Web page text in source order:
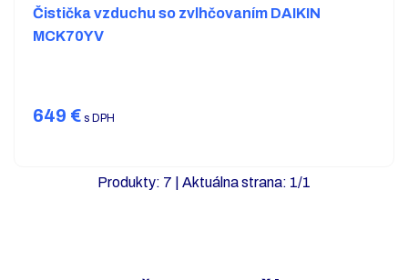
Čistička vzduchu so zvlhčovaním DAIKIN
MCK70YV
649 € s DPH
Produkty: 7 | Aktuálna strana: 1/1